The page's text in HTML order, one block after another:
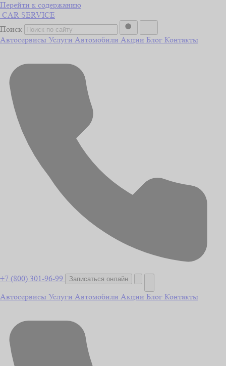
Перейти к содержанию
CAR SERVICE
Поиск
Автосервисы Услуги Автомобили Акции Блог Контакты
+7 (800) 301-96-99 Записаться онлайн
Автосервисы Услуги Автомобили Акции Блог Контакты